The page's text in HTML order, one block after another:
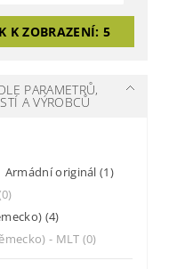
K ZOBRAZENÍ: 5
PARAMETRŮ,
A VÝROBCŮ
Armádní originál(1)
(4)
- MLT (0)